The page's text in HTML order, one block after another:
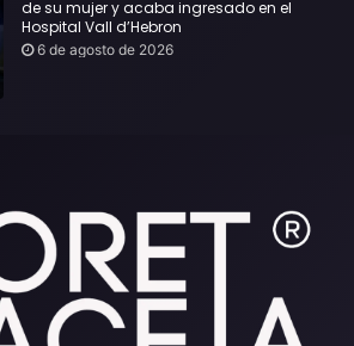
de su mujer y acaba ingresado en el
Hospital Vall d’Hebron
6 de agosto de 2026